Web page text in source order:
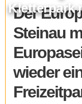
Kletterpark
Der
Steinau
wieder